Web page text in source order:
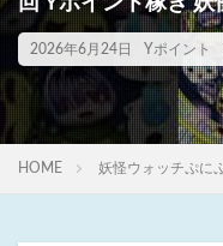
2026年6月24日 Yポイント
HOME 妖怪ウォッチぷに